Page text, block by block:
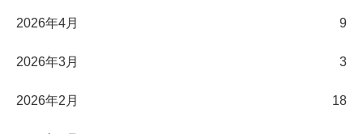
2026年4月 9
2026年3月 3
2026年2月 18